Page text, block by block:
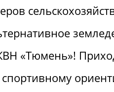
«Тюмень»!